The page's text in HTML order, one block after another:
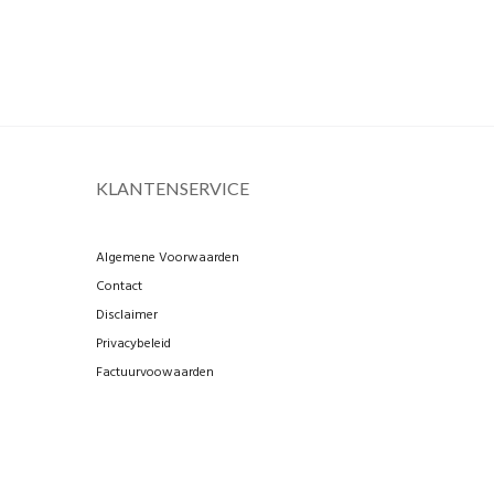
KLANTENSERVICE
Algemene Voorwaarden
Contact
Disclaimer
Privacybeleid
Factuurvoowaarden